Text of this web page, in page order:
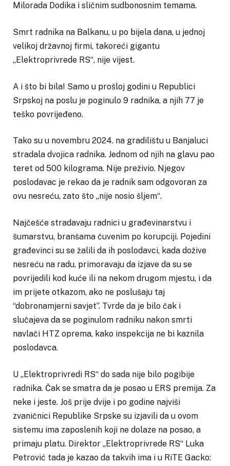
Milorada Dodika i sličnim sudbonosnim temama.
Smrt radnika na Balkanu, u po bijela dana, u jednoj
velikoj državnoj firmi, takoreći gigantu
„Elektroprivrede RS“, nije vijest.
A i što bi bila! Samo u prošloj godini u Republici
Srpskoj na poslu je poginulo 9 radnika, a njih 77 je
teško povrijeđeno.
Tako su u novembru 2024. na gradilištu u Banjaluci
stradala dvojica radnika. Jednom od njih na glavu pao
teret od 500 kilograma. Nije preživio. Njegov
poslodavac je rekao da je radnik sam odgovoran za
ovu nesreću, zato što „nije nosio šljem“.
Najčešće stradavaju radnici u građevinarstvu i
šumarstvu, branšama čuvenim po korupciji. Pojedini
građevinci su se žalili da ih poslodavci, kada dožive
nesreću na radu, primoravaju da izjave da su se
povrijedili kod kuće ili na nekom drugom mjestu, i da
im prijete otkazom, ako ne poslušaju taj
“dobronamjerni savjet”. Tvrde da je bilo čak i
slučajeva da se poginulom radniku nakon smrti
navlači HTZ oprema, kako inspekcija ne bi kaznila
poslodavca.
U „Elektroprivredi RS“ do sada nije bilo pogibije
radnika. Čak se smatra da je posao u ERS premija. Za
neke i jeste. Još prije dvije i po godine najviši
zvaničnici Republike Srpske su izjavili da u ovom
sistemu ima zaposlenih koji ne dolaze na posao, a
primaju platu. Direktor „Elektroprivrede RS“ Luka
Petrović tada je kazao da takvih ima i u RiTE Gacko: